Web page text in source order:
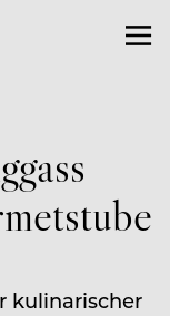
kulinarischer